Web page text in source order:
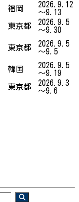
福岡
2026.9.12
～9.13
東京都
2026.9.5
～9.30
東京都
2026.9.5
～9.5
韓国
2026.9.5
～9.19
東京都
2026.9.3
～9.6